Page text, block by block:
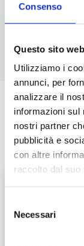
Consenso
Questo sito
Utilizziamo i
annunci, per
analizzare il
informazioni sul
nostri partner
pubblicità e
con altre
raccolto dal suo
delNecessari
Lari32 km
Come Trovarci
Prossimi